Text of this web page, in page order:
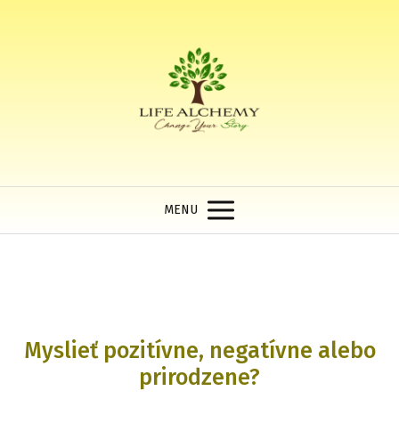
MENU
Myslieť pozitívne, negatívne alebo
prirodzene?